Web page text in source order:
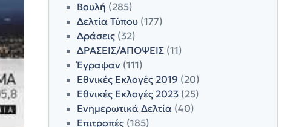
Βουλή (285)
Δελτία Τύπου(177)
Δράσεις(32)
ΔΡΑΣΕΙΣ/ΑΠΟΨΕΙΣ(11)
Έγραψαν (111)
Εθνικές Εκλογές 2019 (20)
Εθνικές Εκλογές 2023(25)
Ενημερωτικά Δελτία(40)
Επιτροπές(185)